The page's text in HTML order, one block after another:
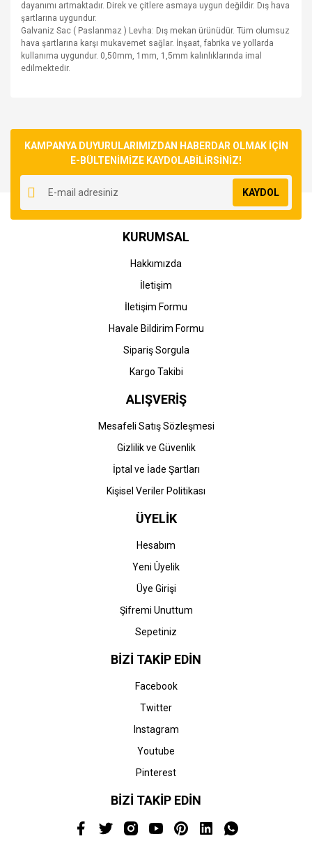
dayanımı artmaktadır. Direk ve çitlere asmaya uygun değildir. Dış hava
şartlarına uygundur.
Galvaniz Sac ( Paslanmaz ) Levha: Dış mekan ürünüdür. Tüm olumsuz
hava şartlarına karşı mukavemet sağlar. İnşaat, fabrika ve yollarda
kullanıma uygundur. 0,50mm, 1mm, 1,5mm kalınlıklarında imal
edilmektedir.
Yorum Yaz
kullanarak tarafımıza iletebilirsiniz.
Görüş ve önerileriniz için teşekkür ederiz.
Ürün resmi kalitesiz, bozuk veya görüntülenemiyor.
Ürün açıklamasında eksik bilgiler bulunuyor.
Ürün bilgilerinde hatalar bulunuyor.
Ürün fiyatı diğer sitelerden daha pahalı.
Gönder
KAMPANYA DUYURULARIMIZDAN HABERDAR OLMAK İÇİN
E-BÜLTENİMİZE KAYDOLABİLİRSİNİZ!
KAYDOL
KURUMSAL
Hakkımızda
İletişim
İletişim Formu
Havale Bildirim Formu
Sipariş Sorgula
Kargo Takibi
ALIŞVERİŞ
Mesafeli Satış Sözleşmesi
Gizlilik ve Güvenlik
İptal ve İade Şartları
Kişisel Veriler Politikası
ÜYELİK
Hesabım
Yeni Üyelik
Üye Girişi
Şifremi Unuttum
Sepetiniz
BİZİ TAKİP EDİN
Facebook
Twitter
Instagram
Youtube
Pinterest
BİZİ TAKİP EDİN